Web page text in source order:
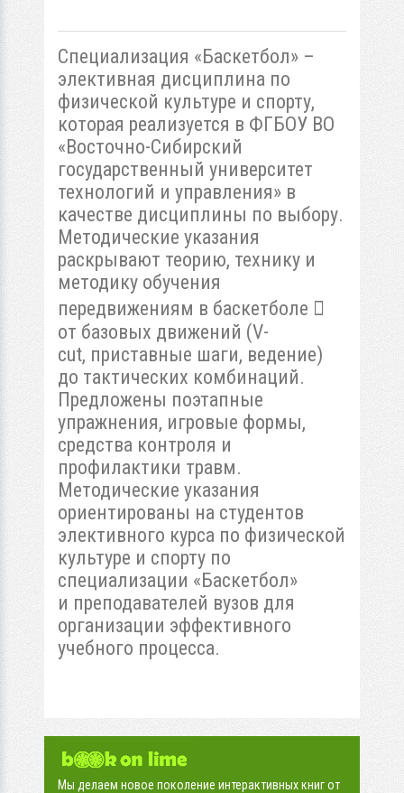
Специализация «Баскетбол» –
элективная дисциплина по
физической культуре и спорту,
которая реализуется в ФГБОУ ВО
«Восточно-Сибирский
государственный университет
технологий и управления» в
качестве дисциплины по выбору.
Методические указания
раскрывают теорию, технику и
методику обучения
передвижениям в баскетболе 
от базовых движений (V-
cut, приставные шаги, ведение)
до тактических комбинаций.
Предложены поэтапные
упражнения, игровые формы,
средства контроля и
профилактики травм.
Методические указания
ориентированы на студентов
элективного курса по физической
культуре и спорту по
специализации «Баскетбол»
и преподавателей вузов для
организации эффективного
учебного процесса.
Мы делаем новое поколение интерактивных книг от